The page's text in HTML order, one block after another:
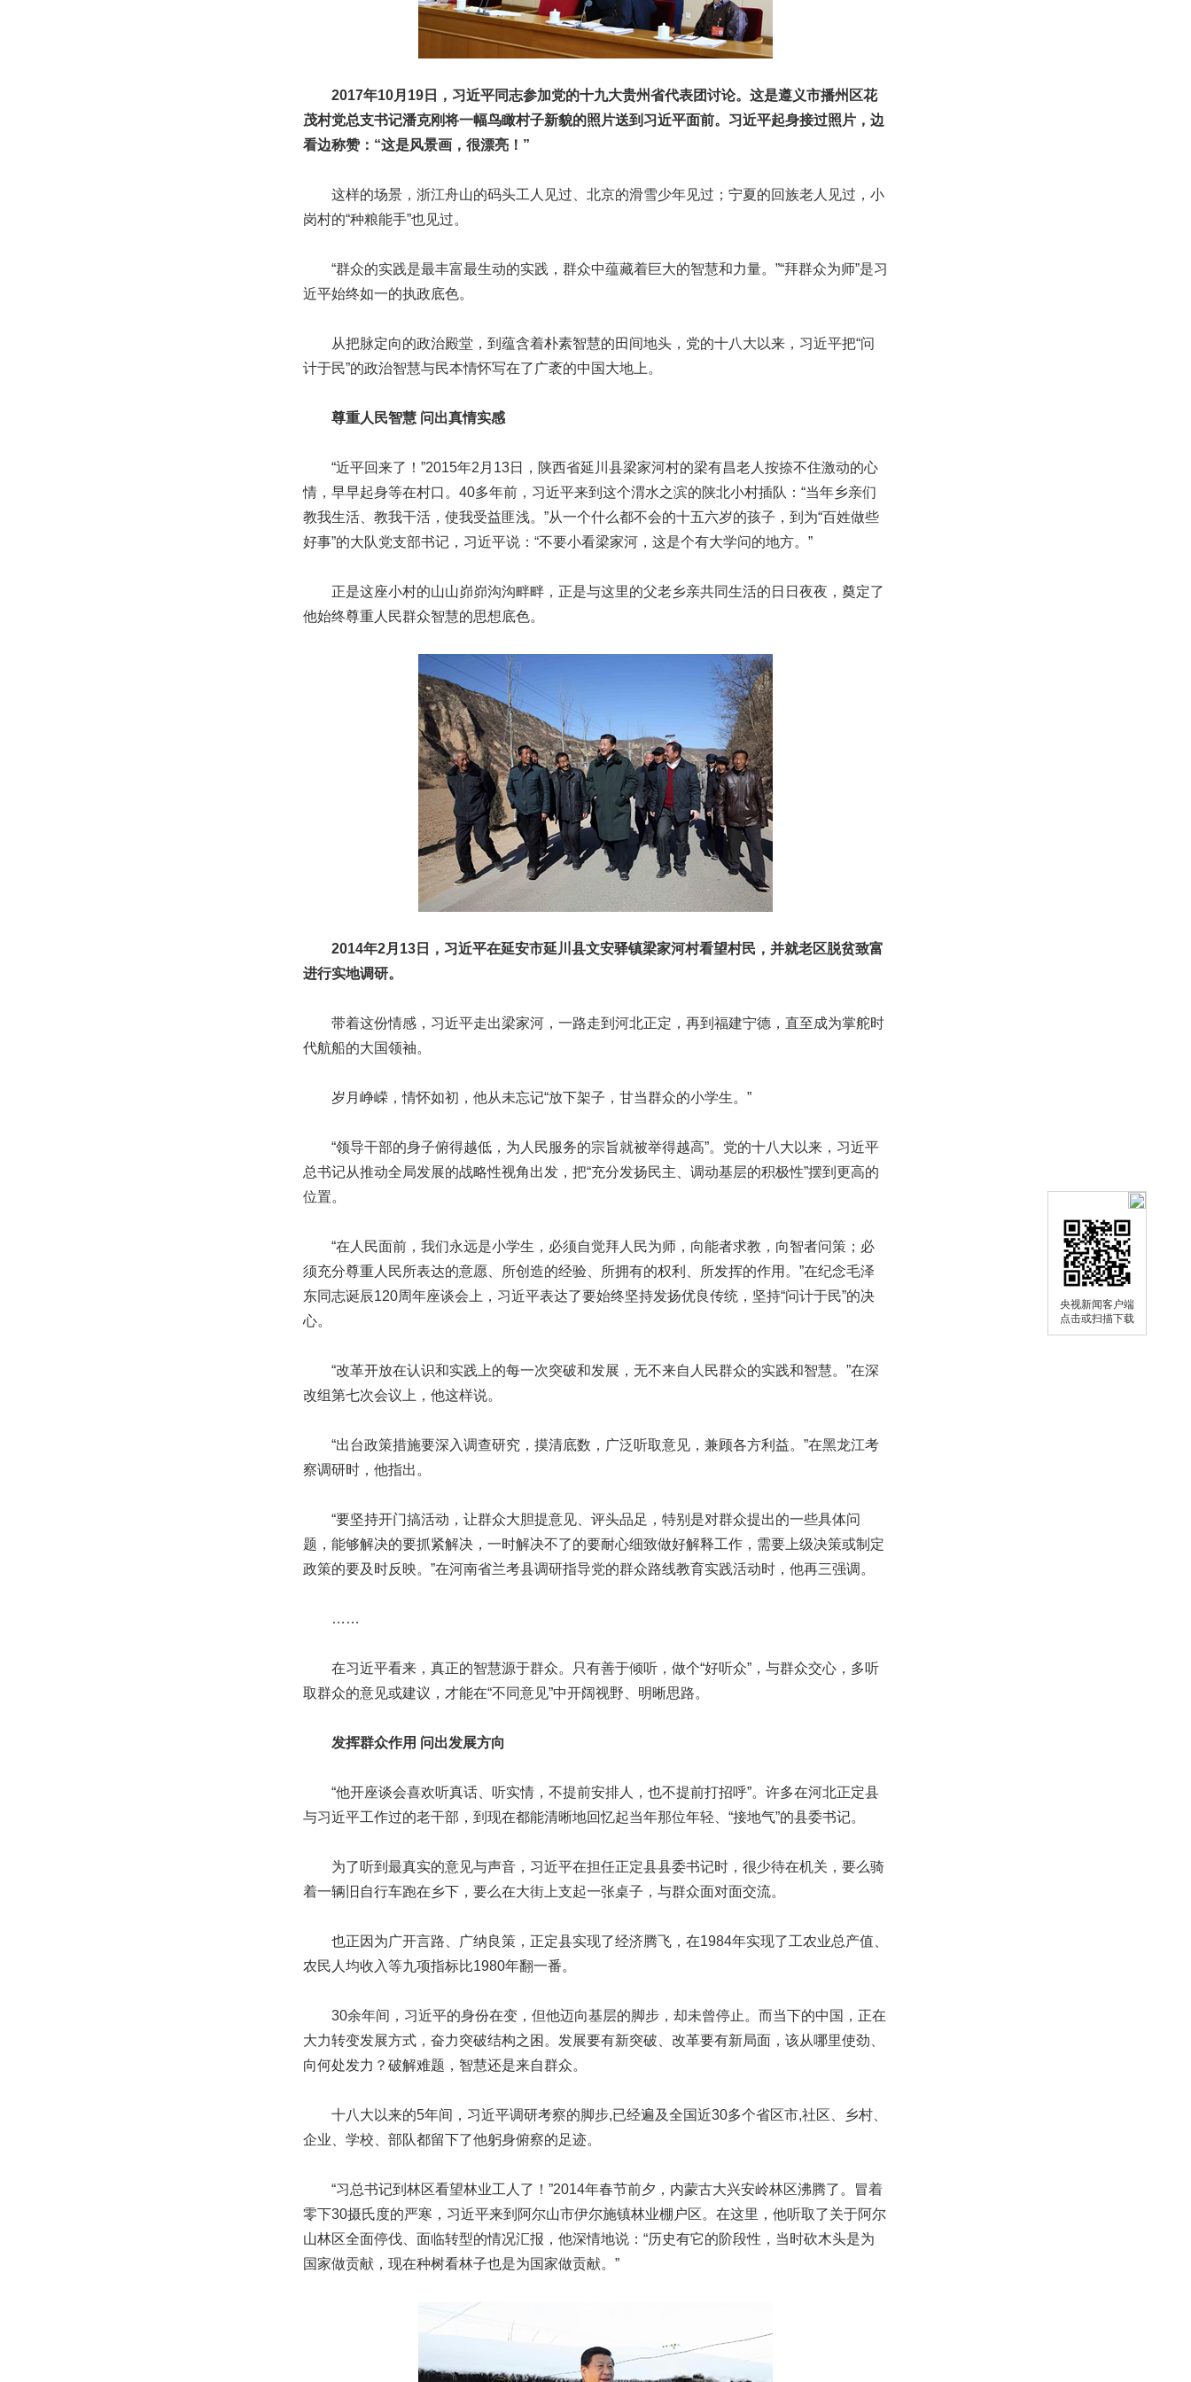
央视新闻客户端
点击或扫描下载
2017年10月19日，习近平同志参加党的十九大贵州省代表团讨论。这是遵义市播州区花
茂村党总支书记潘克刚将一幅鸟瞰村子新貌的照片送到习近平面前。习近平起身接过照片，边
看边称赞：“这是风景画，很漂亮！”
这样的场景，浙江舟山的码头工人见过、北京的滑雪少年见过；宁夏的回族老人见过，小
岗村的“种粮能手”也见过。
“群众的实践是最丰富最生动的实践，群众中蕴藏着巨大的智慧和力量。”“拜群众为师”是习
近平始终如一的执政底色。
从把脉定向的政治殿堂，到蕴含着朴素智慧的田间地头，党的十八大以来，习近平把“问
计于民”的政治智慧与民本情怀写在了广袤的中国大地上。
尊重人民智慧 问出真情实感
“近平回来了！”2015年2月13日，陕西省延川县梁家河村的梁有昌老人按捺不住激动的心
情，早早起身等在村口。40多年前，习近平来到这个渭水之滨的陕北小村插队：“当年乡亲们
教我生活、教我干活，使我受益匪浅。”从一个什么都不会的十五六岁的孩子，到为“百姓做些
好事”的大队党支部书记，习近平说：“不要小看梁家河，这是个有大学问的地方。”
正是这座小村的山山峁峁沟沟畔畔，正是与这里的父老乡亲共同生活的日日夜夜，奠定了
他始终尊重人民群众智慧的思想底色。
2014年2月13日，习近平在延安市延川县文安驿镇梁家河村看望村民，并就老区脱贫致富
进行实地调研。
带着这份情感，习近平走出梁家河，一路走到河北正定，再到福建宁德，直至成为掌舵时
代航船的大国领袖。
岁月峥嵘，情怀如初，他从未忘记“放下架子，甘当群众的小学生。”
“领导干部的身子俯得越低，为人民服务的宗旨就被举得越高”。党的十八大以来，习近平
总书记从推动全局发展的战略性视角出发，把“充分发扬民主、调动基层的积极性”摆到更高的
位置。
“在人民面前，我们永远是小学生，必须自觉拜人民为师，向能者求教，向智者问策；必
须充分尊重人民所表达的意愿、所创造的经验、所拥有的权利、所发挥的作用。”在纪念毛泽
东同志诞辰120周年座谈会上，习近平表达了要始终坚持发扬优良传统，坚持“问计于民”的决
心。
“改革开放在认识和实践上的每一次突破和发展，无不来自人民群众的实践和智慧。”在深
改组第七次会议上，他这样说。
“出台政策措施要深入调查研究，摸清底数，广泛听取意见，兼顾各方利益。”在黑龙江考
察调研时，他指出。
“要坚持开门搞活动，让群众大胆提意见、评头品足，特别是对群众提出的一些具体问
题，能够解决的要抓紧解决，一时解决不了的要耐心细致做好解释工作，需要上级决策或制定
政策的要及时反映。”在河南省兰考县调研指导党的群众路线教育实践活动时，他再三强调。
……
在习近平看来，真正的智慧源于群众。只有善于倾听，做个“好听众”，与群众交心，多听
取群众的意见或建议，才能在“不同意见”中开阔视野、明晰思路。
发挥群众作用 问出发展方向
“他开座谈会喜欢听真话、听实情，不提前安排人，也不提前打招呼”。许多在河北正定县
与习近平工作过的老干部，到现在都能清晰地回忆起当年那位年轻、“接地气”的县委书记。
为了听到最真实的意见与声音，习近平在担任正定县县委书记时，很少待在机关，要么骑
着一辆旧自行车跑在乡下，要么在大街上支起一张桌子，与群众面对面交流。
也正因为广开言路、广纳良策，正定县实现了经济腾飞，在1984年实现了工农业总产值、
农民人均收入等九项指标比1980年翻一番。
30余年间，习近平的身份在变，但他迈向基层的脚步，却未曾停止。而当下的中国，正在
大力转变发展方式，奋力突破结构之困。发展要有新突破、改革要有新局面，该从哪里使劲、
向何处发力？破解难题，智慧还是来自群众。
十八大以来的5年间，习近平调研考察的脚步,已经遍及全国近30多个省区市,社区、乡村、
企业、学校、部队都留下了他躬身俯察的足迹。
“习总书记到林区看望林业工人了！”2014年春节前夕，内蒙古大兴安岭林区沸腾了。冒着
零下30摄氏度的严寒，习近平来到阿尔山市伊尔施镇林业棚户区。在这里，他听取了关于阿尔
山林区全面停伐、面临转型的情况汇报，他深情地说：“历史有它的阶段性，当时砍木头是为
国家做贡献，现在种树看林子也是为国家做贡献。”